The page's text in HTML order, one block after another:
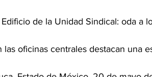
Edificio de la Unidad Sindical: oda a
las oficinas centrales destacan una